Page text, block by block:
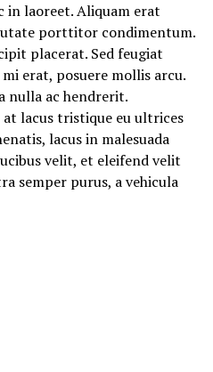
in laoreet. Aliquam erat
porttitor condimentum.
placerat. Sed feugiat
erat, posuere mollis arcu.
nulla ac hendrerit.
lacus tristique eu ultrices
lacus in malesuada
velit, et eleifend velit
semper purus, a vehicula